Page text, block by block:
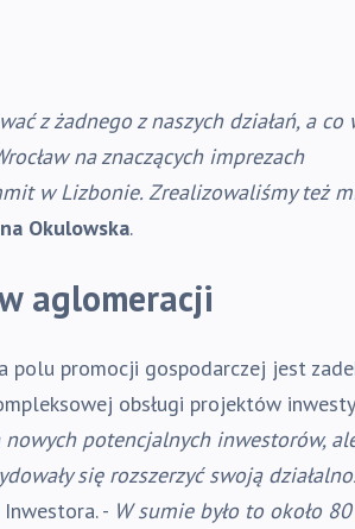
z żadnego z naszych działań, a co
na znaczących imprezach
w Lizbonie. Zrealizowaliśmy też
Okulowska.
aglomeracji
polu promocji gospodarczej jest
obsługi projektów
potencjalnych inwestorów,
się rozszerzyć swoją
Inwestora. - W sumie było to około